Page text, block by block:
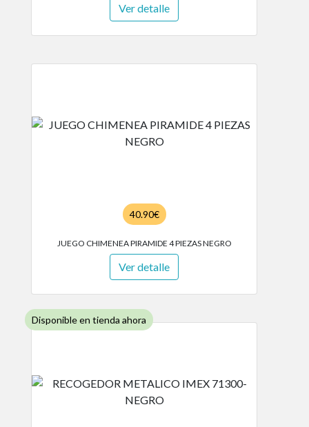
Ver detalle
40.90€
JUEGO CHIMENEA PIRAMIDE 4 PIEZAS NEGRO
Ver detalle
Disponible en tienda ahora